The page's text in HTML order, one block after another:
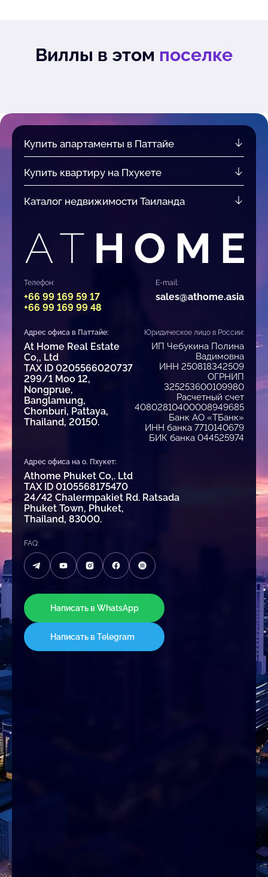
Виллы в этом поселке
Купить апартаменты в Паттайе
Купить квартиру на Пхукете
Каталог недвижимости Таиланда
Телефон:
+66 99 169 59 17
+66 99 169 99 48
E-mail:
sales@athome.asia
Адрес офиса в Паттайе:
At Home Real Estate
Co,, Ltd
TAX ID 0205566020737
299/1 Moo 12,
Nongprue,
Banglamung,
Chonburi, Pattaya,
Thailand, 20150.
Юридическое лицо в России:
ИП Чебукина Полина
Вадимовна
ИНН 250818342509
ОГРНИП
325253600109980
Расчетный счет
40802810400008949685
Банк АО «ТБанк»
ИНН банка 7710140679
БИК банка 044525974
Адрес офиса на о. Пхукет:
Athome Phuket Co,. Ltd
TAX ID 0105568175470
24/42 Chalermpakiet Rd. Ratsada
Phuket Town, Phuket,
Thailand, 83000.
FAQ:
Написать в WhatsApp
Написать в Telegram